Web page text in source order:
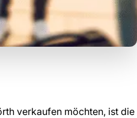
verkaufen möchten, ist die